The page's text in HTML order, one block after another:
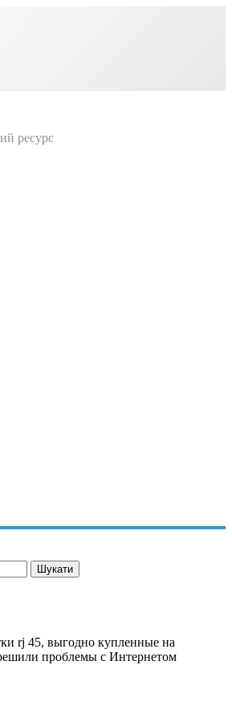
ресурс
rj 45, выгодно купленные на
проблемы с Интернетом